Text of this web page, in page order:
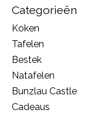
Categorieën
Koken
Tafelen
Bestek
Natafelen
Bunzlau Castle
Cadeaus